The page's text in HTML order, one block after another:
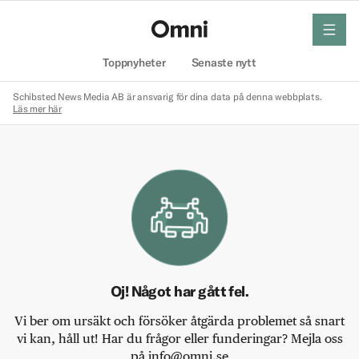
Toppnyheter Senaste nytt
meny
Schibsted News Media AB är ansvarig för dina data på denna webbplats.
Läs mer här
Oj! Något har gått fel.
Vi ber om ursäkt och försöker åtgärda problemet så snart
vi kan, håll ut! Har du frågor eller funderingar? Mejla oss